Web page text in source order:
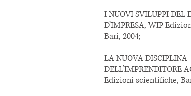
I NUOVI SVILUPPI DEL
D’IMPRESA, WIP
Bari, 2004;
LA NUOVA DISCIPLINA
DELL’IMPRENDITORE
Edizioni scientifiche,